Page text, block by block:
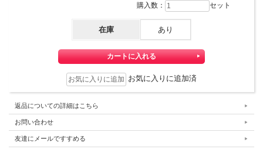
購入数： セット
在庫 あり
お気に入りに追加済
返品についての詳細はこちら
お問い合わせ
友達にメールですすめる